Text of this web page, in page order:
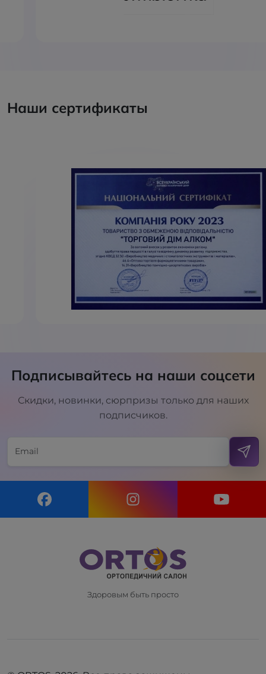
Наши сертификаты
Подписывайтесь на наши соцсети
Скидки, новинки, сюрпризы только для наших
подписчиков.
Здоровым быть просто